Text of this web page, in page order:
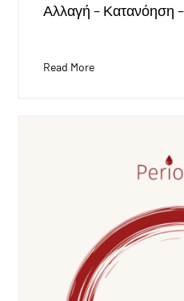
Αλλαγή – Κατανόηση
Read More